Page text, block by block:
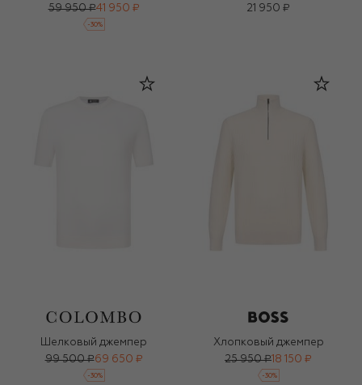
59 950 ₽41 950 ₽
-30%
21 950 ₽
Шелковый джемпер
99 500 ₽69 650 ₽
-30%
Хлопковый джемпер
25 950 ₽ 18 150 ₽
-30%